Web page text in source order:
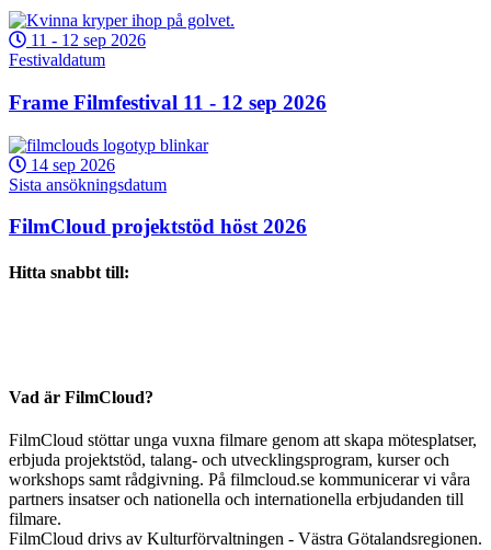
11 - 12 sep 2026
Festivaldatum
Frame Filmfestival 11 - 12 sep 2026
14 sep 2026
Sista ansökningsdatum
FilmCloud projektstöd höst 2026
Hitta snabbt till:
Vad är FilmCloud?
FilmCloud stöttar unga vuxna filmare genom att skapa mötesplatser,
erbjuda projektstöd, talang- och utvecklingsprogram, kurser och
workshops samt rådgivning. På filmcloud.se kommunicerar vi våra
partners insatser och nationella och internationella erbjudanden till
filmare.
FilmCloud drivs av Kulturförvaltningen - Västra Götalandsregionen.